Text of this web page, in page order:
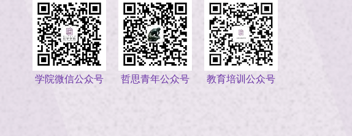
学院微信公众号 哲思青年公众号 教育培训公众号